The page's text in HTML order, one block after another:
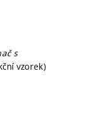
s
vzorek)